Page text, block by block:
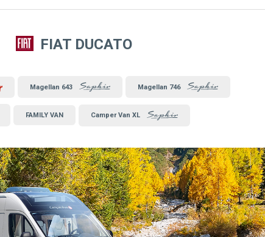
FIAT DUCATO
Magellan 643 Magellan 746
FAMILY VAN Camper Van XL